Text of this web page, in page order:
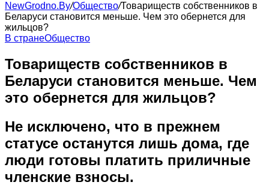
NewGrodno.By/Общество/Товариществ собственников в
Беларуси становится меньше. Чем это обернется для
жильцов?
В странеОбщество
Товариществ собственников в
Беларуси становится меньше. Чем
это обернется для жильцов?
Не исключено, что в прежнем
статусе останутся лишь дома, где
люди готовы платить приличные
членские взносы.